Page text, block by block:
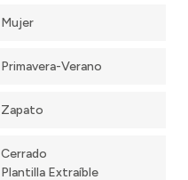
Mujer
Primavera-Verano
Zapato
Cerrado
Plantilla Extraíble